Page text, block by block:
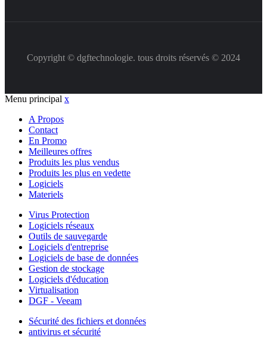
Copyright © dgftechnologie. tous droits réservés © 2024
Menu principal x
A Propos
Contact
En Promo
Meilleures offres
Produits les plus vendus
Produits les plus en vedette
Logiciels
Materiels
Virus Protection
Logiciels réseaux
Outils de sauvegarde
Logiciels d'entreprise
Logiciels de base de données
Gestion de stockage
Logiciels d'éducation
Virtualisation
DGF - Veeam
Sécurité des fichiers et données
antivirus et sécurité